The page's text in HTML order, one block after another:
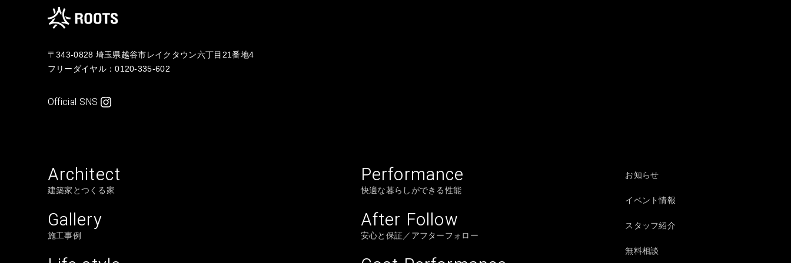
〒343-0828 埼玉県越谷市レイクタウン六丁目21番地4
フリーダイヤル：0120-335-602
Official SNS
Architect
建築家とつくる家
Gallery
施工事例
Performance
快適な暮らしができる性能
After Follow
安心と保証／アフターフォロー
お知らせ
イベント情報
スタッフ紹介
無料相談